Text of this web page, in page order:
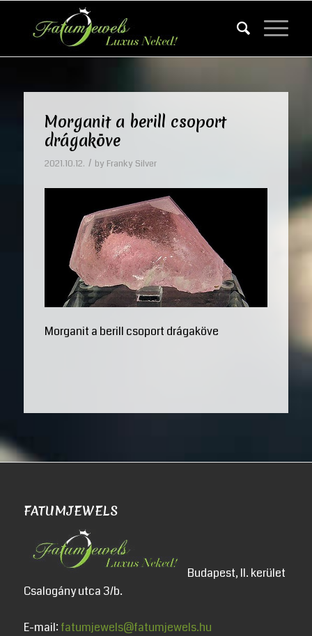
Morganit a berill csoport
drágaköve
2021.10.12. / by Franky Silver
Morganit a berill csoport drágaköve
FATUMJEWELS
Budapest, II. kerület
Csalogány utca 3/b.
E-mail: fatumjewels@fatumjewels.hu